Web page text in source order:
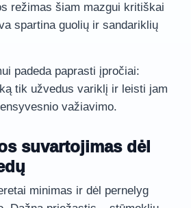
režimas šiam mazgui kritiškai
spartina guolių ir sandariklių
padeda paprasti įpročiai:
tik užvedus variklį ir leisti jam
važiavimo.
suvartojimas dėl
minimas ir dėl pernelyg